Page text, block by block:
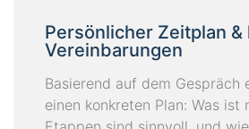
Persönlicher Zeitplan &
Vereinbarungen
Basierend auf dem Gespräch
einen konkreten Plan: Was ist